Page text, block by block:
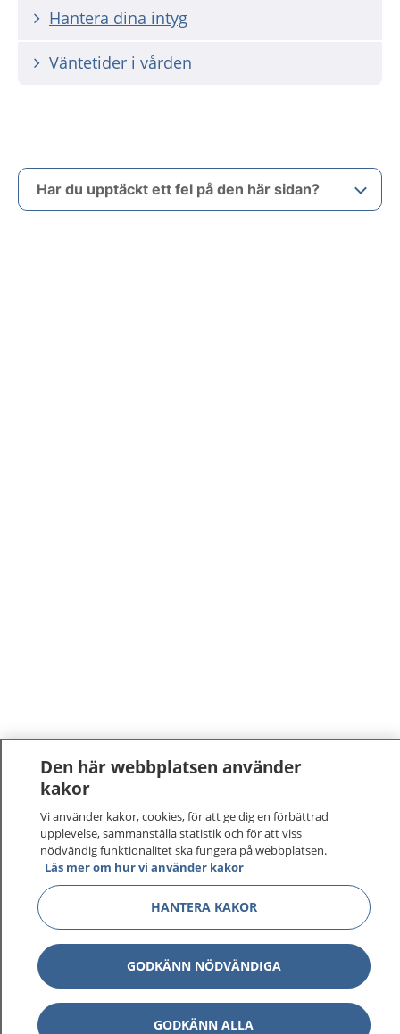
Hantera dina intyg
Väntetider i vården
Har du upptäckt ett fel på den här sidan?
Den här webbplatsen använder
kakor
Vi använder kakor, cookies, för att ge dig en förbättrad
upplevelse, sammanställa statistik och för att viss
nödvändig funktionalitet ska fungera på webbplatsen.
Läs mer om hur vi använder kakor
HANTERA KAKOR
GODKÄNN NÖDVÄNDIGA
GODKÄNN ALLA